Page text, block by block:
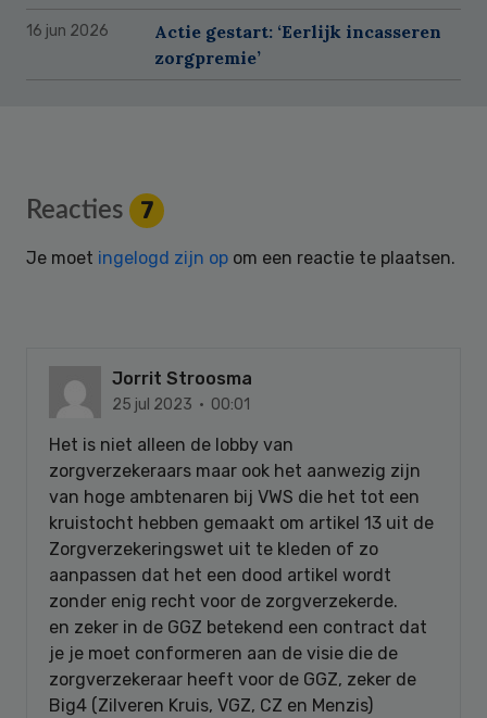
16 jun 2026
Actie gestart: ‘Eerlijk incasseren
zorgpremie’
Reader
Interactions
Reacties 7
Je moet ingelogd zijn op om een reactie te plaatsen.
Jorrit Stroosma
25 jul 2023 · 00:01
Het is niet alleen de lobby van
zorgverzekeraars maar ook het aanwezig zijn
van hoge ambtenaren bij VWS die het tot een
kruistocht hebben gemaakt om artikel 13 uit de
Zorgverzekeringswet uit te kleden of zo
aanpassen dat het een dood artikel wordt
zonder enig recht voor de zorgverzekerde.
en zeker in de GGZ betekend een contract dat
je je moet conformeren aan de visie die de
zorgverzekeraar heeft voor de GGZ, zeker de
Big4 (Zilveren Kruis, VGZ, CZ en Menzis)